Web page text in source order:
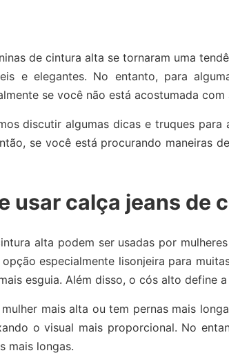
de cintura alta se tornaram uma
e elegantes. No entanto, para
se você não está acostumada
discutir algumas dicas e truques
se você está procurando maneiras
usar calça jeans de
alta podem ser usadas por
especialmente lisonjeira para
esguia. Além disso, o cós alto define
mais alta ou tem pernas mais
o visual mais proporcional. No
mais longas.